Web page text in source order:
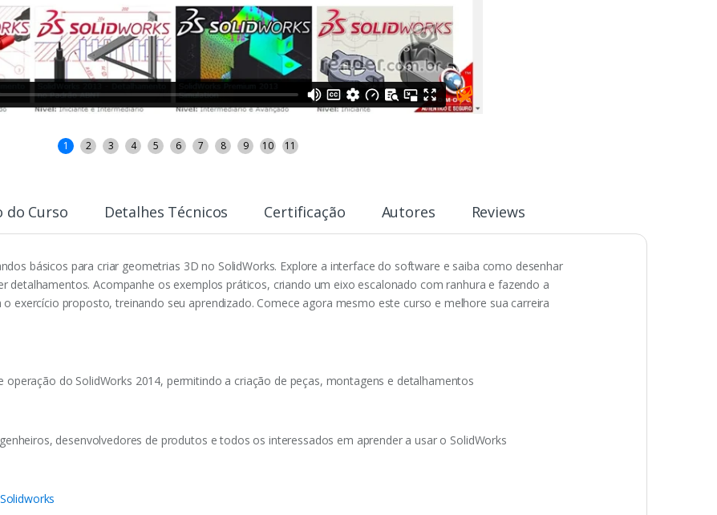
1 2 3 4 5 6 7 8 9 10 11
do Curso Detalhes Técnicos Certificação Autores Reviews
básicos para criar geometrias 3D no SolidWorks. Explore a interface do software e saiba como desenhar
detalhamentos. Acompanhe os exemplos práticos, criando um eixo escalonado com ranhura e fazendo a
exercício proposto, treinando seu aprendizado. Comece agora mesmo este curso e melhore sua carreira
operação do SolidWorks 2014, permitindo a criação de peças, montagens e detalhamentos
desenvolvedores de produtos e todos os interessados em aprender a usar o SolidWorks
Solidworks